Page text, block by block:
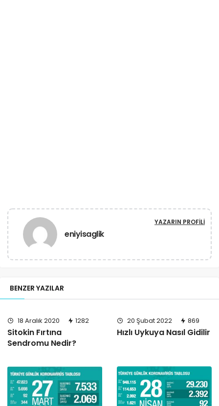
eniyisaglik
YAZARIN PROFILI
BENZER YAZILAR
18 Aralık 2020 1282
Sitokin Fırtına
Sendromu Nedir?
20 Şubat 2022 869
Hızlı Uykuya Nasıl Gidilir